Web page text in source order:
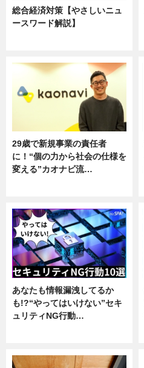
総合経済対策【やさしいニュ
ースワード解説】
29歳で新規事業の責任者
に！“個の力から社会の仕様を
変える”カオナビ流…
あなたも情報漏洩してるか
も!?“やってはいけない”セキ
ュリティNG行動…